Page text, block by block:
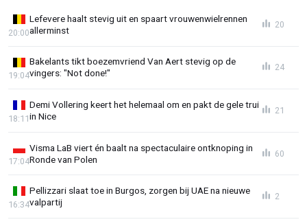
Lefevere haalt stevig uit en spaart vrouwenwielrennen
allerminst
20:00
20
Bakelants tikt boezemvriend Van Aert stevig op de
vingers: "Not done!"
19:04
24
Demi Vollering keert het helemaal om en pakt de gele trui
in Nice
18:11
21
Visma LaB viert én baalt na spectaculaire ontknoping in
Ronde van Polen
17:04
60
Pellizzari slaat toe in Burgos, zorgen bij UAE na nieuwe
valpartij
16:34
2